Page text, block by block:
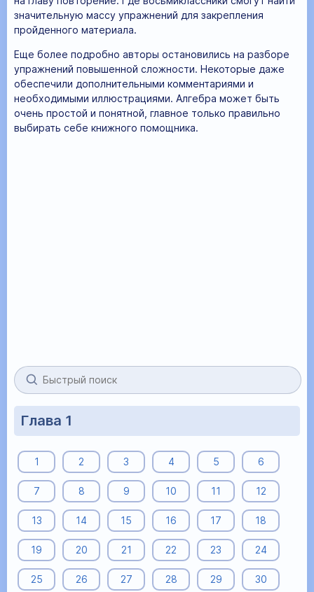
значительную массу упражнений для закрепления
пройденного материала.
Еще более подробно авторы остановились на разборе
упражнений повышенной сложности. Некоторые даже
обеспечили дополнительными комментариями и
необходимыми иллюстрациями. Алгебра может быть
очень простой и понятной, главное только правильно
выбирать себе книжного помощника.
Глава 1
1 2 3 4 5 6
7 8 9 10 11 12
13 14 15 16 17 18
19 20 21 22 23 24
25 26 27 28 29 30